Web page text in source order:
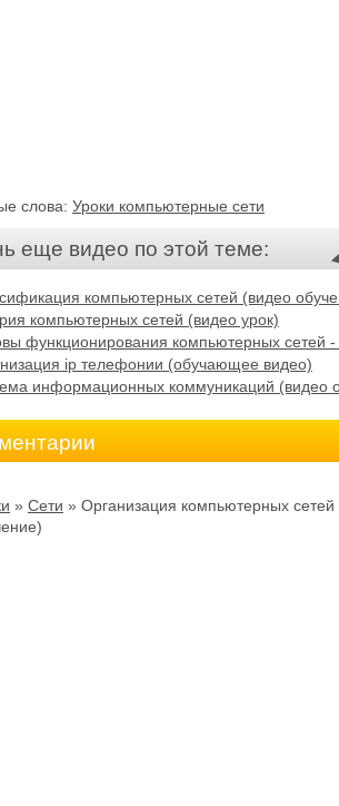
слова: Уроки компьютерные сети
еще видео по этой теме:
компьютерных сетей (видео
компьютерных сетей (видео урок)
функционирования компьютерных сетей -
ip телефонии (обучающее видео)
информационных коммуникаций (видео
» Сети » Организация компьютерных